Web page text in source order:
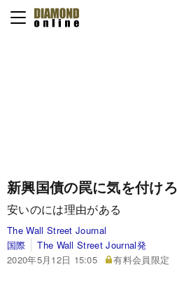
新興国債の罠に気を付けろ
安いのには理由がある
The Wall Street Journal
国際
The Wall Street Journal発
2020年5月12日 15:05
有料会員限定